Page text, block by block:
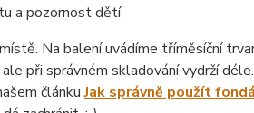
a pozornost dětí
Na balení uvádíme tříměsíční
při správném skladování vydrží
článkuJak správně použít